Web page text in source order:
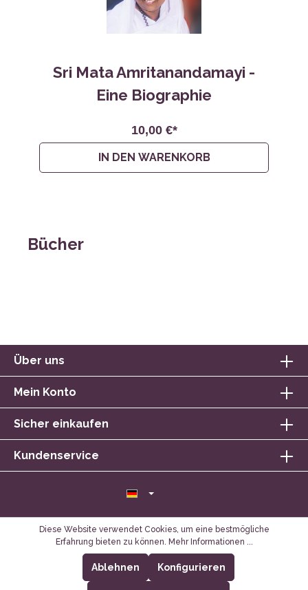
Sri Mata Amritanandamayi -
Eine Biographie
10,00 €*
IN DEN WARENKORB
Bücher
Über uns
Mein Konto
Sicher einkaufen
Kundenservice
Diese Website verwendet Cookies, um eine bestmögliche
Erfahrung bieten zu können. Mehr Informationen ...
Ablehnen Konfigurieren